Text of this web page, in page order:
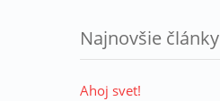
Najnovšie články
Ahoj svet!